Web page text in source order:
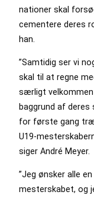
nationer skal
cementere deres
han.
”Samtidig ser vi
skal til at regne
særligt
baggrund af
for første gang
U19-
siger André Meyer.
”Jeg ønsker alle
mesterskabet, og